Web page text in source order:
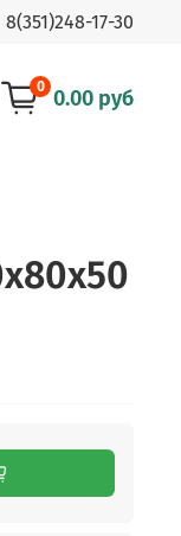
8(351)248-17-30
0 0.00 руб